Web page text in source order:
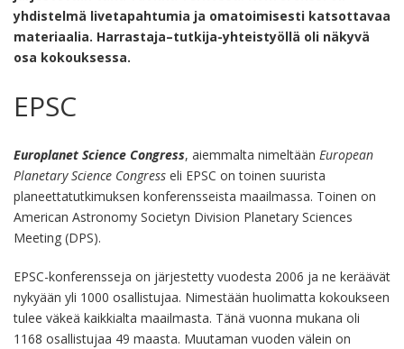
yhdistelmä livetapahtumia ja omatoimisesti katsottavaa
materiaalia. Harrastaja–tutkija-yhteistyöllä oli näkyvä
osa kokouksessa.
EPSC
Europlanet Science Congress, aiemmalta nimeltään European
Planetary Science Congress eli EPSC on toinen suurista
planeettatutkimuksen konferensseista maailmassa. Toinen on
American Astronomy Societyn Division Planetary Sciences
Meeting (DPS).
EPSC-konferensseja on järjestetty vuodesta 2006 ja ne keräävät
nykyään yli 1000 osallistujaa. Nimestään huolimatta kokoukseen
tulee väkeä kaikkialta maailmasta. Tänä vuonna mukana oli
1168 osallistujaa 49 maasta. Muutaman vuoden välein on